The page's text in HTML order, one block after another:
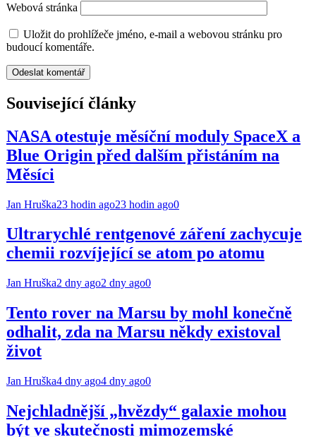
Webová stránka
Uložit do prohlížeče jméno, e-mail a webovou stránku pro
budoucí komentáře.
Související články
NASA otestuje měsíční moduly SpaceX a
Blue Origin před dalším přistáním na
Měsíci
Jan Hruška23 hodin ago23 hodin ago0
Ultrarychlé rentgenové záření zachycuje
chemii rozvíjející se atom po atomu
Jan Hruška2 dny ago2 dny ago0
Tento rover na Marsu by mohl konečně
odhalit, zda na Marsu někdy existoval
život
Jan Hruška4 dny ago4 dny ago0
Nejchladnější „hvězdy“ galaxie mohou
být ve skutečnosti mimozemské